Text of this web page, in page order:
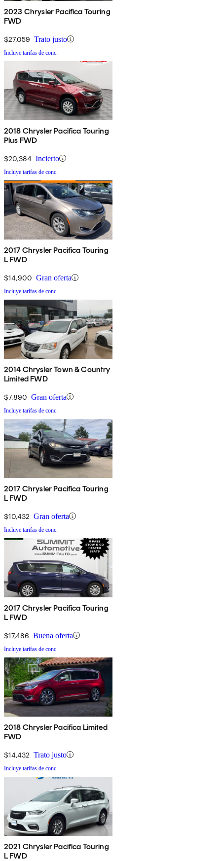
2023 Chrysler Pacifica Touring
FWD
$27,059 Trato justo
Incluye tarifas de conc.
2018 Chrysler Pacifica Touring
Plus FWD
$20,384 Incierto
Incluye tarifas de conc.
2017 Chrysler Pacifica Touring
L FWD
$14,900 Gran oferta
Incluye tarifas de conc.
2014 Chrysler Town & Country
Limited FWD
$7,890 Gran oferta
Incluye tarifas de conc.
2017 Chrysler Pacifica Touring
L FWD
$10,432 Gran oferta
Incluye tarifas de conc.
2017 Chrysler Pacifica Touring
L FWD
$17,486 Buena oferta
Incluye tarifas de conc.
2018 Chrysler Pacifica Limited
FWD
$14,432 Trato justo
Incluye tarifas de conc.
2021 Chrysler Pacifica Touring
L FWD